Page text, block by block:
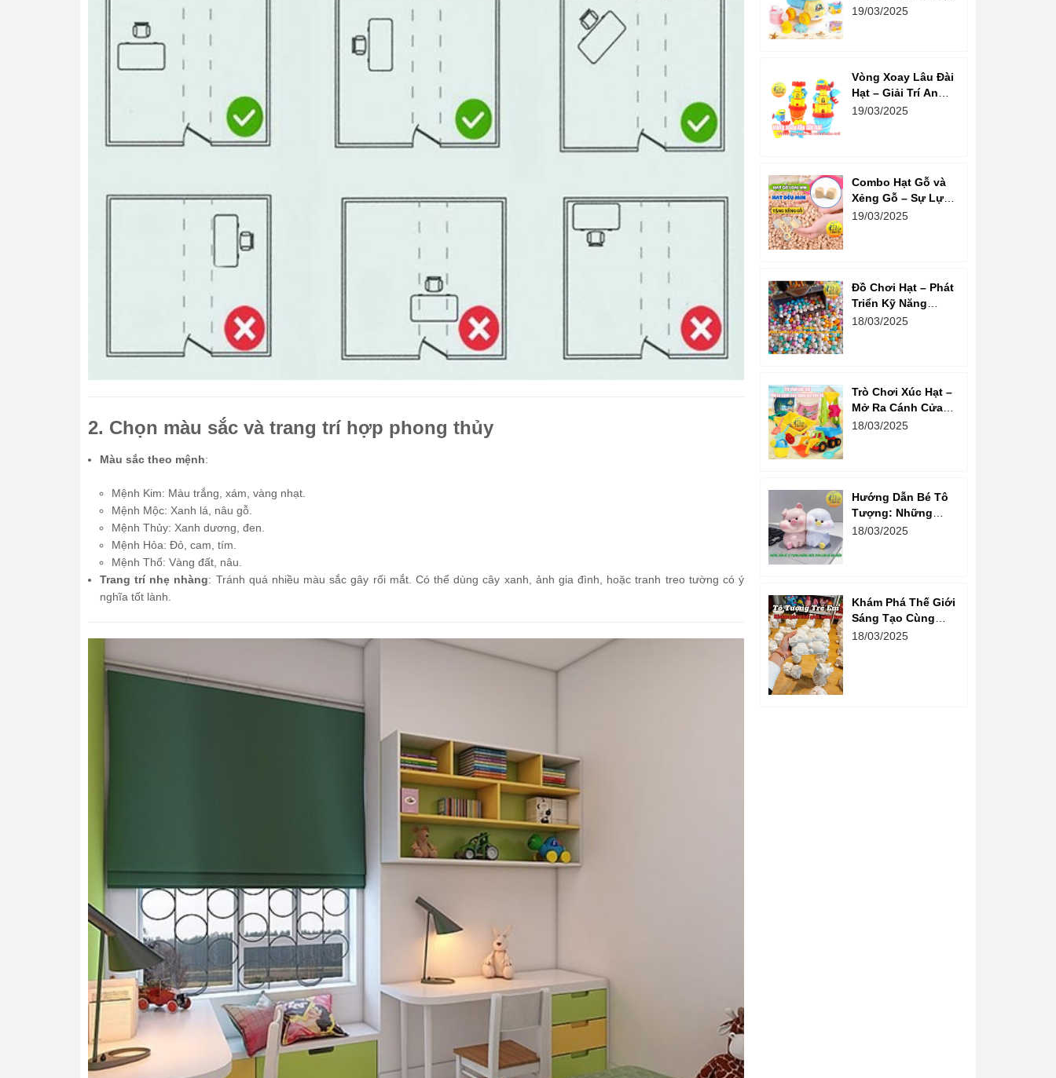
2. Chọn màu sắc và trang trí hợp phong thủy
Màu sắc theo mệnh:
Mệnh Kim: Màu trắng, xám, vàng nhạt.
Mệnh Mộc: Xanh lá, nâu gỗ.
Mệnh Thủy: Xanh dương, đen.
Mệnh Hỏa: Đỏ, cam, tím.
Mệnh Thổ: Vàng đất, nâu.
Trang trí nhẹ nhàng: Tránh quá nhiều màu sắc gây rối mắt. Có thể dùng cây xanh, ảnh gia đình, hoặc tranh treo tường có ý
nghĩa tốt lành.
Trẻ Em Trong Môi
19/03/2025
Vòng Xoay Lâu Đài
Hạt – Giải Trí An
Toàn Và Vui Vẻ Cho
19/03/2025
Combo Hạt Gỗ và
Xẻng Gỗ – Sự Lựa
Chọn Tuyệt Vời
19/03/2025
Đồ Chơi Hạt – Phát
Triển Kỹ Năng
Sáng Tạo Và Tư
18/03/2025
Trò Chơi Xúc Hạt –
Mở Ra Cánh Cửa
Sáng Tạo Cho Bé
18/03/2025
Hướng Dẫn Bé Tô
Tượng: Những
Bước Đơn Giản Và
18/03/2025
Khám Phá Thế Giới
Sáng Tạo Cùng
Hoạt Động Tô
18/03/2025